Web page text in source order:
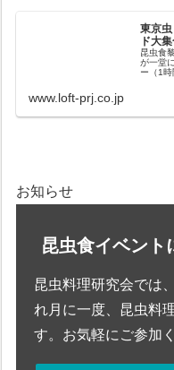
東京
ド大
昆虫食
が一堂
ー（1時
www.loft-prj.co.jp
お知らせ
昆虫食イベント
昆虫料理研究会では
れ月に一度、昆虫料
す。お気軽にご参加